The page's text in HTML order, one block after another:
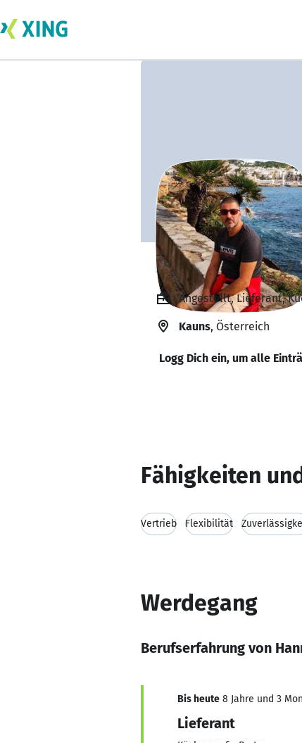
Hannes
Angestellt, Lieferant,
Kauns, Österreich
Logg Dich ein, um alle
Fähigkeiten
Vertrieb Flexibilität
Werdegang
Berufserfahrung von
Bis heute 8 Jahre und 3
Lieferant